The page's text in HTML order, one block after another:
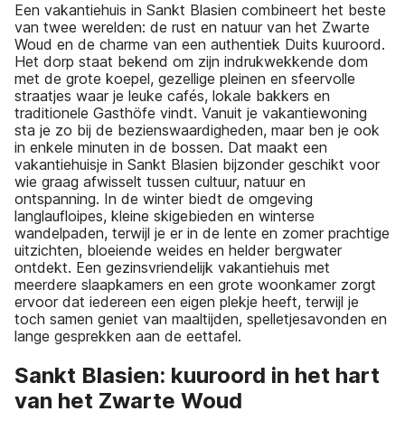
Een vakantiehuis in Sankt Blasien combineert het beste
van twee werelden: de rust en natuur van het Zwarte
Woud en de charme van een authentiek Duits kuuroord.
Het dorp staat bekend om zijn indrukwekkende dom
met de grote koepel, gezellige pleinen en sfeervolle
straatjes waar je leuke cafés, lokale bakkers en
traditionele Gasthöfe vindt. Vanuit je vakantiewoning
sta je zo bij de bezienswaardigheden, maar ben je ook
in enkele minuten in de bossen. Dat maakt een
vakantiehuisje in Sankt Blasien bijzonder geschikt voor
wie graag afwisselt tussen cultuur, natuur en
ontspanning. In de winter biedt de omgeving
langlaufloipes, kleine skigebieden en winterse
wandelpaden, terwijl je er in de lente en zomer prachtige
uitzichten, bloeiende weides en helder bergwater
ontdekt. Een gezinsvriendelijk vakantiehuis met
meerdere slaapkamers en een grote woonkamer zorgt
ervoor dat iedereen een eigen plekje heeft, terwijl je
toch samen geniet van maaltijden, spelletjesavonden en
lange gesprekken aan de eettafel.
Sankt Blasien: kuuroord in het hart
van het Zwarte Woud